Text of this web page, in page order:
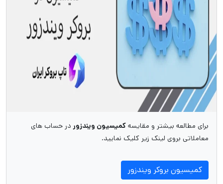
برای مطالعه بیشتر و مقایسه کمیسیون ویندزوردر حساب های
معاملاتی بروی لینک زیر کلیک نمایید.
کمیسیون بروکر ویندزور